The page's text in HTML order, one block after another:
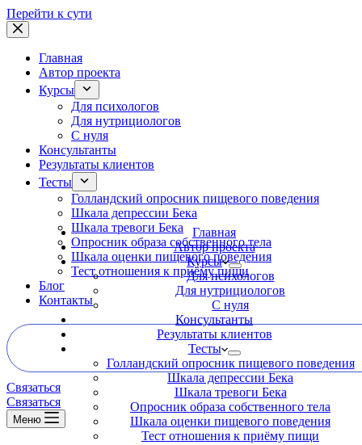
Перейти к сути
Главная
Автор проекта
Курсы
Для психологов
Для нутрициологов
С нуля
Консультанты
Результаты клиентов
Тесты
Голландский опросник пищевого поведения
Шкала депрессии Бека
Шкала тревоги Бека
Опросник образа собственного тела
Шкала оценки пищевого поведения
Тест отношения к приёму пищи
Блог
Контакты
Главная
Автор проекта
Курсы
Для психологов
Для нутрициологов
С нуля
Консультанты
Результаты клиентов
Тесты
Голландский опросник пищевого поведения
Шкала депрессии Бека
Шкала тревоги Бека
Опросник образа собственного тела
Шкала оценки пищевого поведения
Тест отношения к приёму пищи
Связаться
Связаться
Меню